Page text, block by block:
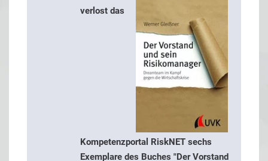
verlost das
Kompetenzportal RiskNET sechs
Exemplare des Buches "Der Vorstand